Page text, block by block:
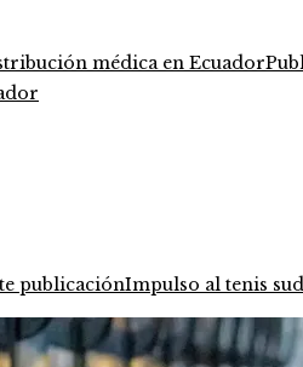
publicaciónImpulso al tenis